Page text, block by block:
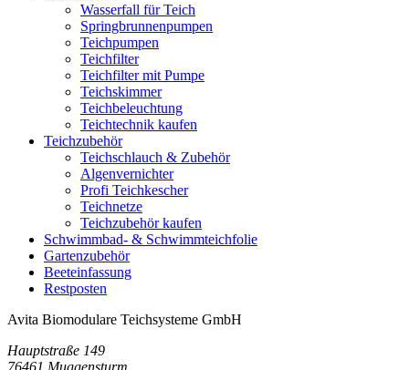
Wasserfall für Teich
Springbrunnenpumpen
Teichpumpen
Teichfilter
Teichfilter mit Pumpe
Teichskimmer
Teichbeleuchtung
Teichtechnik kaufen
Teichzubehör
Teichschlauch & Zubehör
Algenvernichter
Profi Teichkescher
Teichnetze
Teichzubehör kaufen
Schwimmbad- & Schwimmteichfolie
Gartenzubehör
Beeteinfassung
Restposten
Avita Biomodulare Teichsysteme GmbH
Hauptstraße 149
76461 Muggensturm